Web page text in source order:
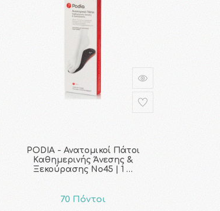
PODIA - Ανατομικοί Πάτοι
Καθημερινής Άνεσης &
Ξεκούρασης No45 | 1 …
70 Πόντοι